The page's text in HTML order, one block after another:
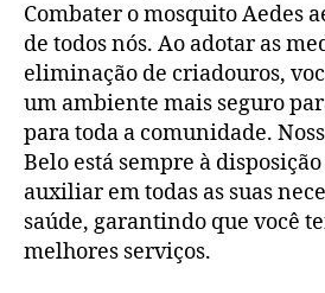
Combater o mosquito Aedes
de todos nós. Ao adotar as
eliminação de criadouros,
um ambiente mais seguro
para toda a comunidade.
Belo está sempre à
auxiliar em todas as suas
saúde, garantindo que você
melhores serviços.